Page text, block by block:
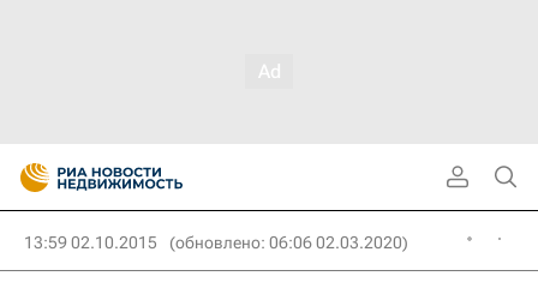
13:59 02.10.2015 (обновлено: 06:06 02.03.2020)